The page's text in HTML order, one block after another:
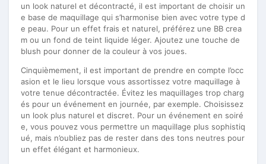
un look naturel et décontracté, il est important de choisir un
e base de maquillage qui s’harmonise bien avec votre type d
e peau. Pour un effet frais et naturel, préférez une BB crea
m ou un fond de teint liquide léger. Ajoutez une touche de
blush pour donner de la couleur à vos joues.
Cinquièmement, il est important de prendre en compte l’occ
asion et le lieu lorsque vous assortissez votre maquillage à
votre tenue décontractée. Évitez les maquillages trop charg
és pour un événement en journée, par exemple. Choisissez
un look plus naturel et discret. Pour un événement en soiré
e, vous pouvez vous permettre un maquillage plus sophistiq
ué, mais n’oubliez pas de rester dans des tons neutres pour
un effet élégant et harmonieux.